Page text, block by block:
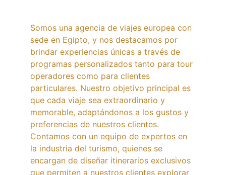
Somos una agencia de viajes europea con
sede en Egipto, y nos destacamos por
brindar experiencias únicas a través de
programas personalizados tanto para tour
operadores como para clientes
particulares. Nuestro objetivo principal es
que cada viaje sea extraordinario y
memorable, adaptándonos a los gustos y
preferencias de nuestros clientes.
Contamos con un equipo de expertos en
la industria del turismo, quienes se
encargan de diseñar itinerarios exclusivos
que permiten a nuestros clientes explorar